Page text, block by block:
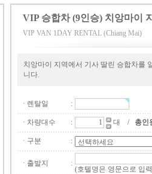
VIP 승합차 (9인승) 치앙마이
VIP VAN 1DAY RENTAL (Chiang Mai)
치앙마이 지역에서 기사 딸린 승합차를
니다.
· 렌탈일 :
· 차량대수 : 대 / 총인
· 구분 :
· 출발지 :
(호텔명은 영문으로 입